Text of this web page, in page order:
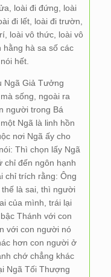
loài đi đứng, loài
đi lết, loài đi trườn,
loài vô thức, loài vô
hằng hà sa số các
hết.
Ngã Giả Tưởng
sống, ngoài ra
người trong Bá
Ngã là linh hồn
nơi Ngã ấy cho
Thì chọn lấy Ngã
chỉ đến ngôn hạnh
chỉ trích rằng: Ông
là sai, thì người
của mình, trái lại
Thánh với con
với con người nó
hơn con người ở
chớ chẳng khác
Ngã Tối Thượng